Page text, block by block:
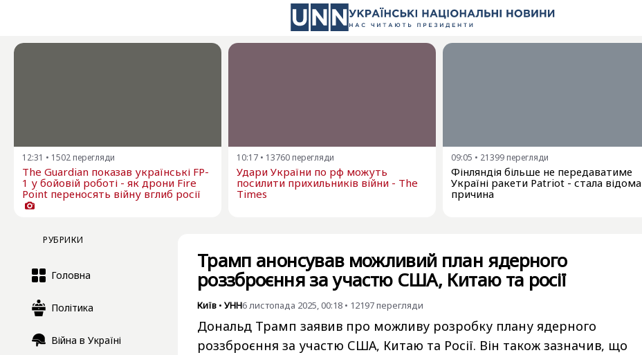
12:31 • 1502 перегляди
The Guardian показав українські FP-
1 у бойовій роботі - як дрони Fire
Point переносять війну вглиб росії
10:17 • 13760 перегляди
Удари України по рф можуть
посилити прихильників війни - The
Times
09:05 • 21399 перегляди
Фінляндія більше не передаватиме
Україні ракети Patriot - стала відома
причина
РУБРИКИ
Головна
Політика
Війна в Україні
Трамп анонсував можливий план ядерного
роззброєння за участю США, Китаю та росії
Київ • УНН6 листопада 2025, 00:18 • 12197перегляди
Дональд Трамп заявив про можливу розробку плану ядерного
роззброєння за участю США, Китаю та Росії. Він також зазначив, що